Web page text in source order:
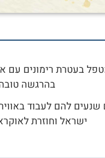
בעטרת רימונים
בהרגשה
שנעים להם לעבוד
ישראל וחוזרת